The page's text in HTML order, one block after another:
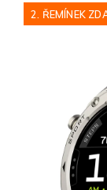
2. ŘEMÍNEK
produktu
je